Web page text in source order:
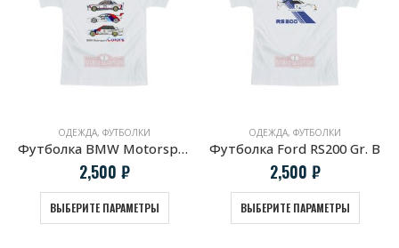
ОДЕЖДА, ФУТБОЛКИ
Футболка BMW Motorsport COLORS
2,500 ₽
ВЫБЕРИТЕ ПАРАМЕТРЫ
ОДЕЖДА, ФУТБОЛКИ
Футболка Ford RS200 Gr. B
2,500 ₽
ВЫБЕРИТЕ ПАРАМЕТРЫ